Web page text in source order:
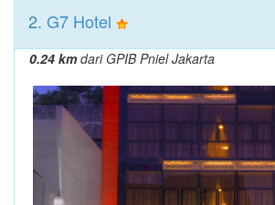
2. G7 Hotel
0.24 kmdari GPIB Pniel Jakarta